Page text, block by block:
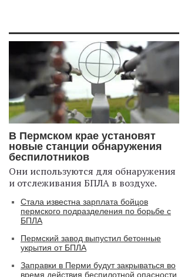
В Пермском крае установят
новые станции обнаружения
беспилотников
Они используются для обнаружения
и отслеживания БПЛА в воздухе.
Стала известна зарплата бойцов
пермского подразделения по борьбе с
БПЛА
Пермский завод выпустил бетонные
укрытия от БПЛА
Заправки в Перми будут закрываться во
время действия беспилотной опасности